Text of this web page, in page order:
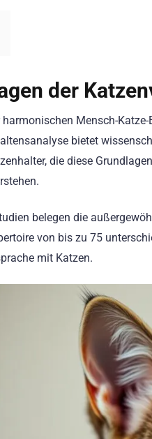
der
harmonischen Mensch-
bietet
die diese
belegen die
von bis zu 75
mit Katzen.